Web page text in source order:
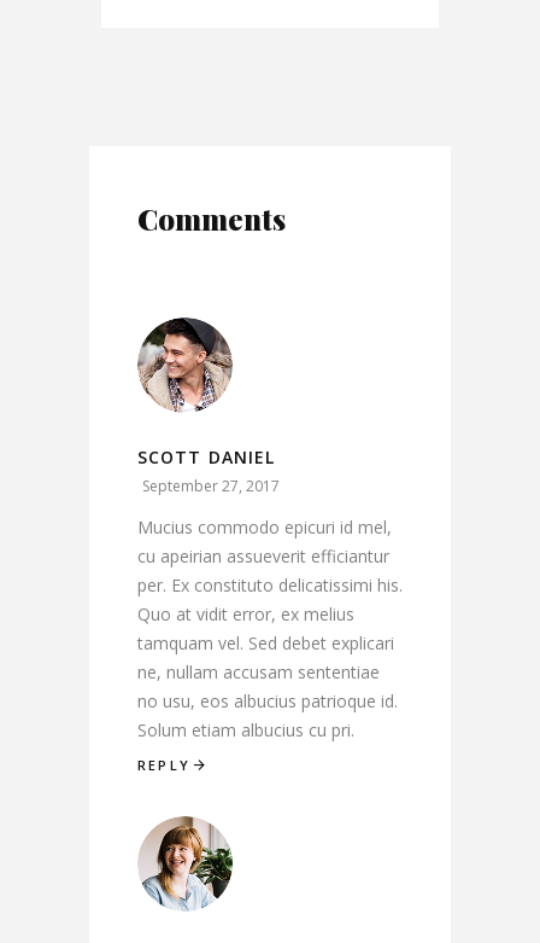
Comments
SCOTT DANIEL
September 27, 2017
Mucius commodo epicuri id mel,
cu apeirian assueverit efficiantur
per. Ex constituto delicatissimi his.
Quo at vidit error, ex melius
tamquam vel. Sed debet explicari
ne, nullam accusam sententiae
no usu, eos albucius patrioque id.
Solum etiam albucius cu pri.
REPLY